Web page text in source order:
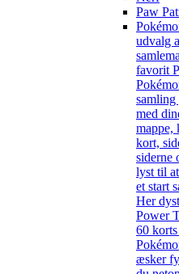
Paw
udvalg
favorit
samling
med
mappe,
kort,
siderne
lyst til
et start
Her
Power
60
æsker